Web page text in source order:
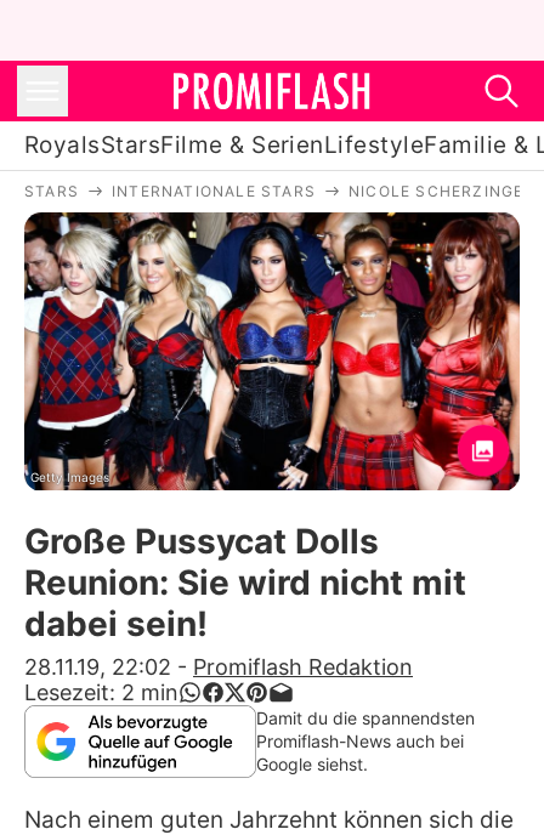
RoyalsStarsFilme & SerienLifestyleFamilie &
Royals
Stars
Filme & Serien
Lifestyle
Familie & Liebe
Promiflash Exklusiv
Alle Themen auf Promiflash
App runterladen
Team
Redaktionelle Richtlinien
Impressum
STARS INTERNATIONALE STARS NICOLE SCHERZINGER
Getty Images
Große Pussycat Dolls
Reunion: Sie wird nicht mit
dabei sein!
28.11.19, 22:02 - Promiflash Redaktion
Lesezeit: 2 min
Damit du die spannendsten
Promiflash-News auch bei
Google siehst.
Nach einem guten Jahrzehnt können sich die